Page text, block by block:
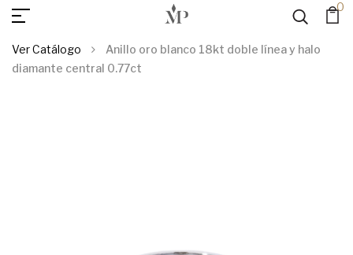
0
Ver Catálogo
Anillo oro blanco 18kt doble línea y halo
diamante central 0.77ct
Anillo Oro Blanco 18kt Doble Línea Y Halo DiamanteAGREGAR AL